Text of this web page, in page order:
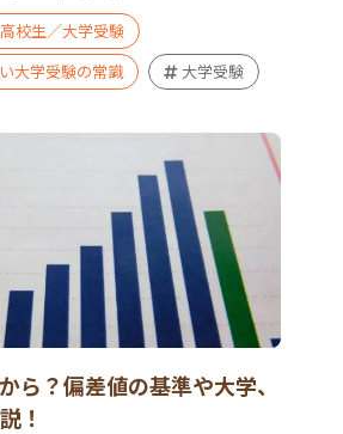
校生／大学受験
大学受験の常識
大学受験
ら？偏差値の基準や大学、
！